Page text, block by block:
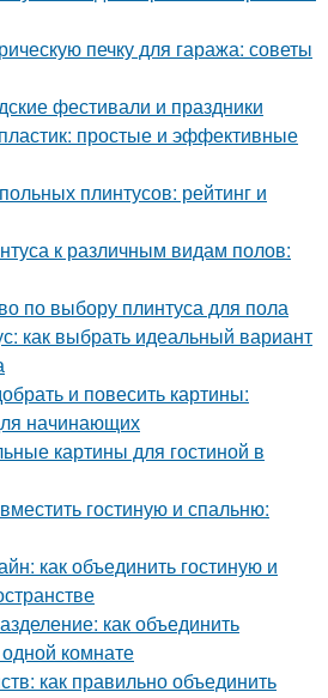
печку для гаража: советы
фестивали и праздники
простые и эффективные
плинтусов: рейтинг и
к различным видам полов:
по выбору плинтуса для пола
как выбрать идеальный вариант
и повесить картины:
начинающих
картины для гостиной в
гостиную и спальню:
как объединить гостиную и
как объединить
комнате
как правильно объединить